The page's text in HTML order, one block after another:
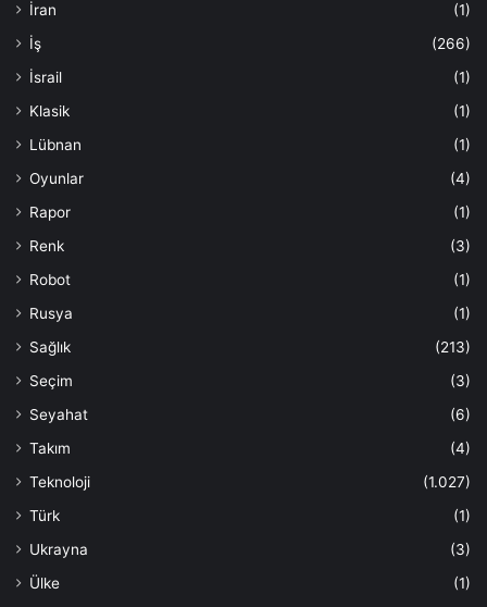
İran
(1)
İş
(266)
İsrail
(1)
Klasik
(1)
Lübnan
(1)
Oyunlar
(4)
Rapor
(1)
Renk
(3)
Robot
(1)
Rusya
(1)
Sağlık
(213)
Seçim
(3)
Seyahat
(6)
Takım
(4)
Teknoloji
(1.027)
Türk
(1)
Ukrayna
(3)
Ülke
(1)